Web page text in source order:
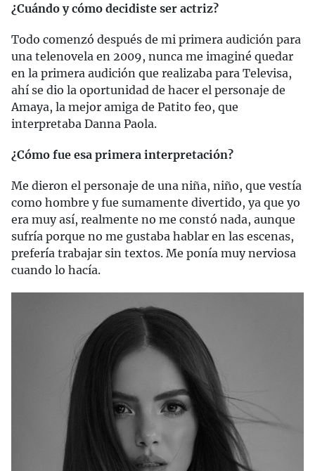
¿Cuándo y cómo decidiste ser actriz?
Todo comenzó después de mi primera audición para
una telenovela en 2009, nunca me imaginé quedar
en la primera audición que realizaba para Televisa,
ahí se dio la oportunidad de hacer el personaje de
Amaya, la mejor amiga de Patito feo, que
interpretaba Danna Paola.
¿Cómo fue esa primera interpretación?
Me dieron el personaje de una niña, niño, que vestía
como hombre y fue sumamente divertido, ya que yo
era muy así, realmente no me constó nada, aunque
sufría porque no me gustaba hablar en las escenas,
prefería trabajar sin textos. Me ponía muy nerviosa
cuando lo hacía.